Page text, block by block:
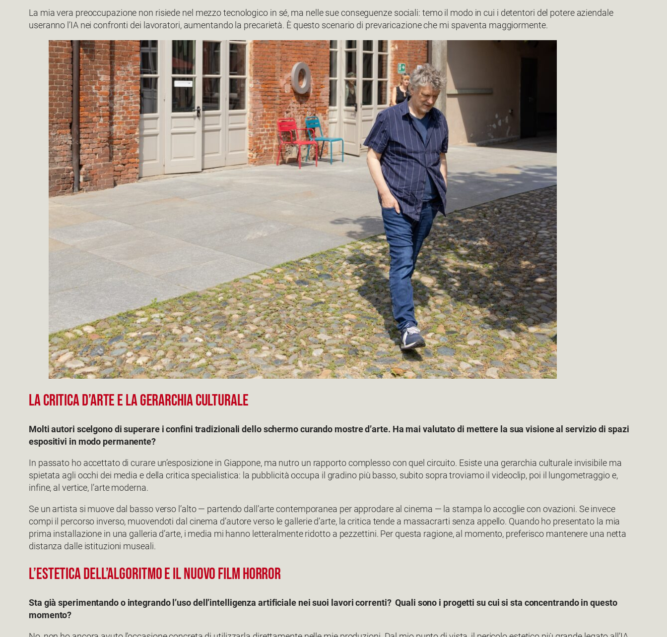
La mia vera preoccupazione non risiede nel mezzo tecnologico in sé, ma nelle sue conseguenze sociali: temo il modo in cui i detentori del potere aziendale
useranno l’IA nei confronti dei lavoratori, aumentando la precarietà. È questo scenario di prevaricazione che mi spaventa maggiormente.
LA CRITICA D’ARTE E LA GERARCHIA CULTURALE
Molti autori scelgono di superare i confini tradizionali dello schermo curando mostre d’arte. Ha mai valutato di mettere la sua visione al servizio di spazi
espositivi in modo permanente?
In passato ho accettato di curare un’esposizione in Giappone, ma nutro un rapporto complesso con quel circuito. Esiste una gerarchia culturale invisibile ma
spietata agli occhi dei media e della critica specialistica: la pubblicità occupa il gradino più basso, subito sopra troviamo il videoclip, poi il lungometraggio e,
infine, al vertice, l’arte moderna.
Se un artista si muove dal basso verso l’alto — partendo dall’arte contemporanea per approdare al cinema — la stampa lo accoglie con ovazioni. Se invece
compi il percorso inverso, muovendoti dal cinema d’autore verso le gallerie d’arte, la critica tende a massacrarti senza appello. Quando ho presentato la mia
prima installazione in una galleria d’arte, i media mi hanno letteralmente ridotto a pezzettini. Per questa ragione, al momento, preferisco mantenere una netta
distanza dalle istituzioni museali.
L’ESTETICA DELL’ALGORITMO E IL NUOVO FILM HORROR
Sta già sperimentando o integrando l’uso dell’intelligenza artificiale nei suoi lavori correnti? Quali sono i progetti su cui si sta concentrando in questo
momento?